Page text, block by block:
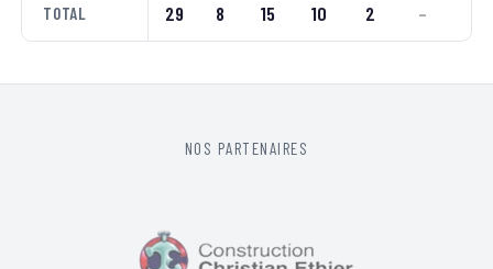
TOTAL 29 8 15 10 2 –
NOS PARTENAIRES